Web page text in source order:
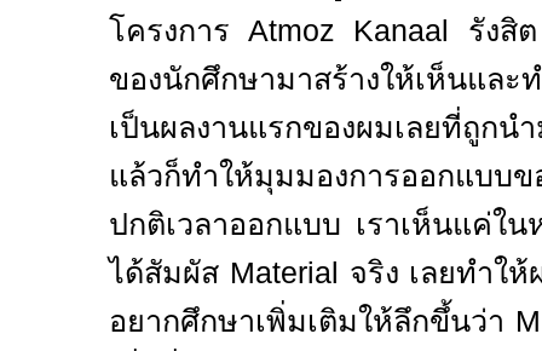
โครงการAtmoz Kanaal รังสิ
ของนักศึกษามาสร้างให้เห็นแล
เป็นผลงานแรกของผมเลยที่ถูกน
แล้วก็ทำให้มุมมองการออกแบบ
ปกติเวลาออกแบบ เราเห็นแค่ใ
ได้สัมผัส Material จริง เลยทำใ
อยากศึกษาเพิ่มเติมให้ลึกขึ้นว่า